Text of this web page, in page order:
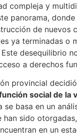
compleja y
panorama,
de nuevos
ya terminadas o
desequilibrio
a derechos
provincial
social de la
se basa en un
sido
en un